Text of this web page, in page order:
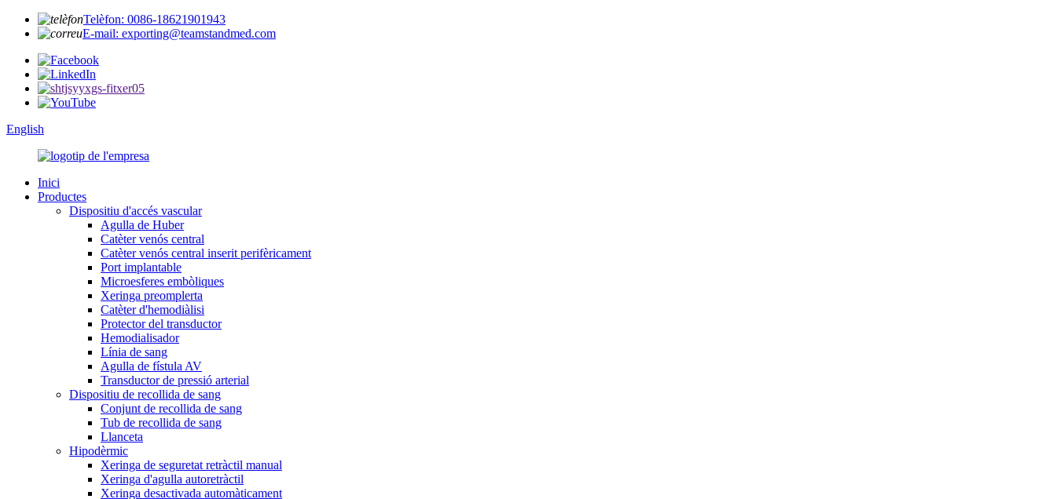
Telèfon: 0086-18621901943
E-mail: exporting@teamstandmed.com
English
Inici
Productes
Dispositiu d'accés vascular
Agulla de Huber
Catèter venós central
Catèter venós central inserit perifèricament
Port implantable
Microesferes embòliques
Xeringa preomplerta
Catèter d'hemodiàlisi
Protector del transductor
Hemodialisador
Línia de sang
Agulla de fístula AV
Transductor de pressió arterial
Dispositiu de recollida de sang
Conjunt de recollida de sang
Tub de recollida de sang
Llanceta
Hipodèrmic
Xeringa de seguretat retràctil manual
Xeringa d'agulla autoretràctil
Xeringa desactivada automàticament